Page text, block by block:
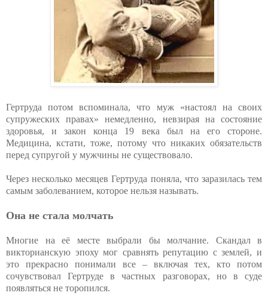
Гертруда потом вспоминала, что муж «настоял на своих
супружеских правах» немедленно, невзирая на состояние
здоровья, и закон конца 19 века был на его стороне.
Медицина, кстати, тоже, потому что никаких обязательств
перед супругой у мужчины не существовало.
Через несколько месяцев Гертруда поняла, что заразилась тем
самым заболеванием, которое нельзя называть.
Она не стала молчать
Многие на её месте выбрали бы молчание. Скандал в
викторианскую эпоху мог сравнять репутацию с землей, и
это прекрасно понимали все – включая тех, кто потом
сочувствовал Гертруде в частных разговорах, но в суде
появляться не торопился.